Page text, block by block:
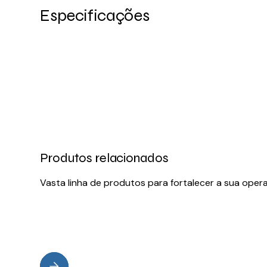
Especificações
Produtos relacionados
Vasta linha de produtos para fortalecer a sua